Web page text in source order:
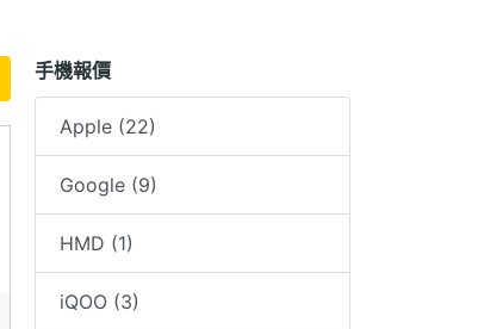
手機報價
Apple (22)
Google (9)
HMD (1)
iQOO (3)